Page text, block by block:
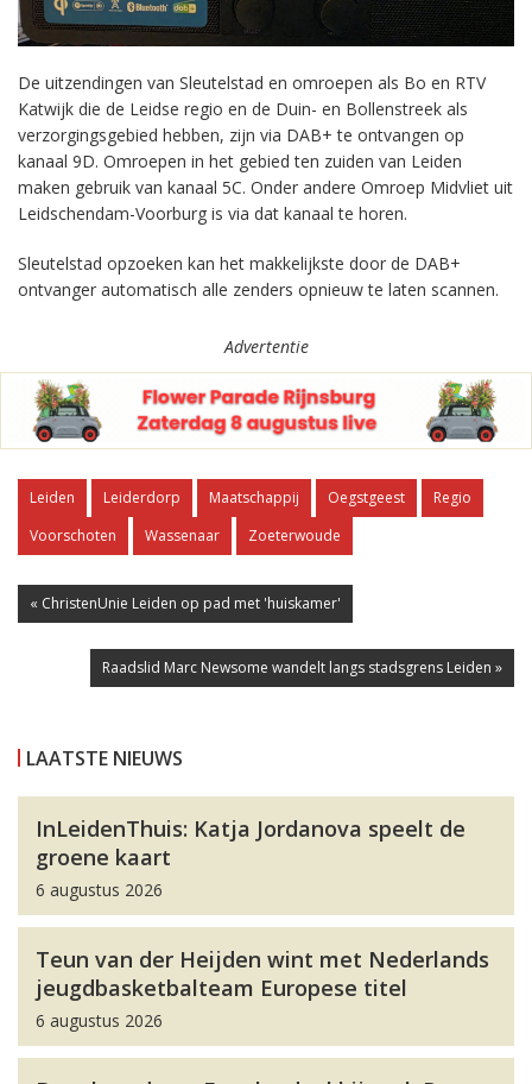
De uitzendingen van Sleutelstad en omroepen als Bo en RTV
Katwijk die de Leidse regio en de Duin- en Bollenstreek als
verzorgingsgebied hebben, zijn via DAB+ te ontvangen op
kanaal 9D. Omroepen in het gebied ten zuiden van Leiden
maken gebruik van kanaal 5C. Onder andere Omroep Midvliet uit
Leidschendam-Voorburg is via dat kanaal te horen.
Sleutelstad opzoeken kan het makkelijkste door de DAB+
ontvanger automatisch alle zenders opnieuw te laten scannen.
Advertentie
Leiden Leiderdorp Maatschappij Oegstgeest
Regio
Voorschoten
Wassenaar Zoeterwoude
« ChristenUnie Leiden op pad met 'huiskamer'
Raadslid Marc Newsome wandelt langs stadsgrens Leiden »
LAATSTE NIEUWS
InLeidenThuis: Katja Jordanova speelt de
groene kaart
6 augustus 2026
Teun van der Heijden wint met Nederlands
jeugdbasketbalteam Europese titel
6 augustus 2026